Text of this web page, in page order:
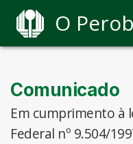
O
Comunicado
Em cumprimento à
Federal nº 9.504/